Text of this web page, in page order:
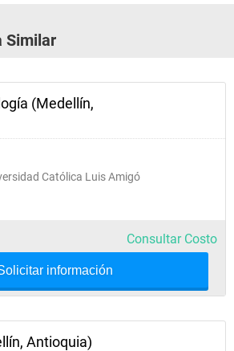
ocupacio
Similar
(Medellín,
Católica Luis Amigó
Consultar Costo
información
Antioquia)